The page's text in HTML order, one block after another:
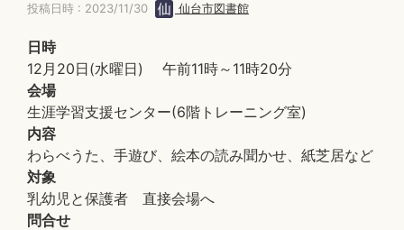
投稿日時 : 2023/11/30 仙台市図書館
日時
12月20日(水曜日) 午前11時～11時20分
会場
生涯学習支援センター(6階トレーニング室)
内容
わらべうた、手遊び、絵本の読み聞かせ、紙芝居など
対象
乳幼児と保護者 直接会場へ
問合せ